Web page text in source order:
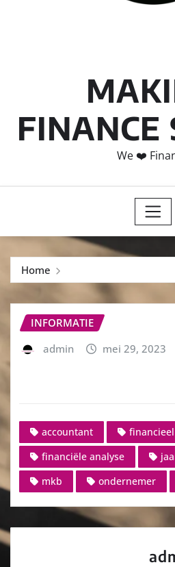
FINANCE
We ❤️
Home
INFORMATIE
admin
mei 29, 2023
accountant
financiële analyse
mkb
ondernemer